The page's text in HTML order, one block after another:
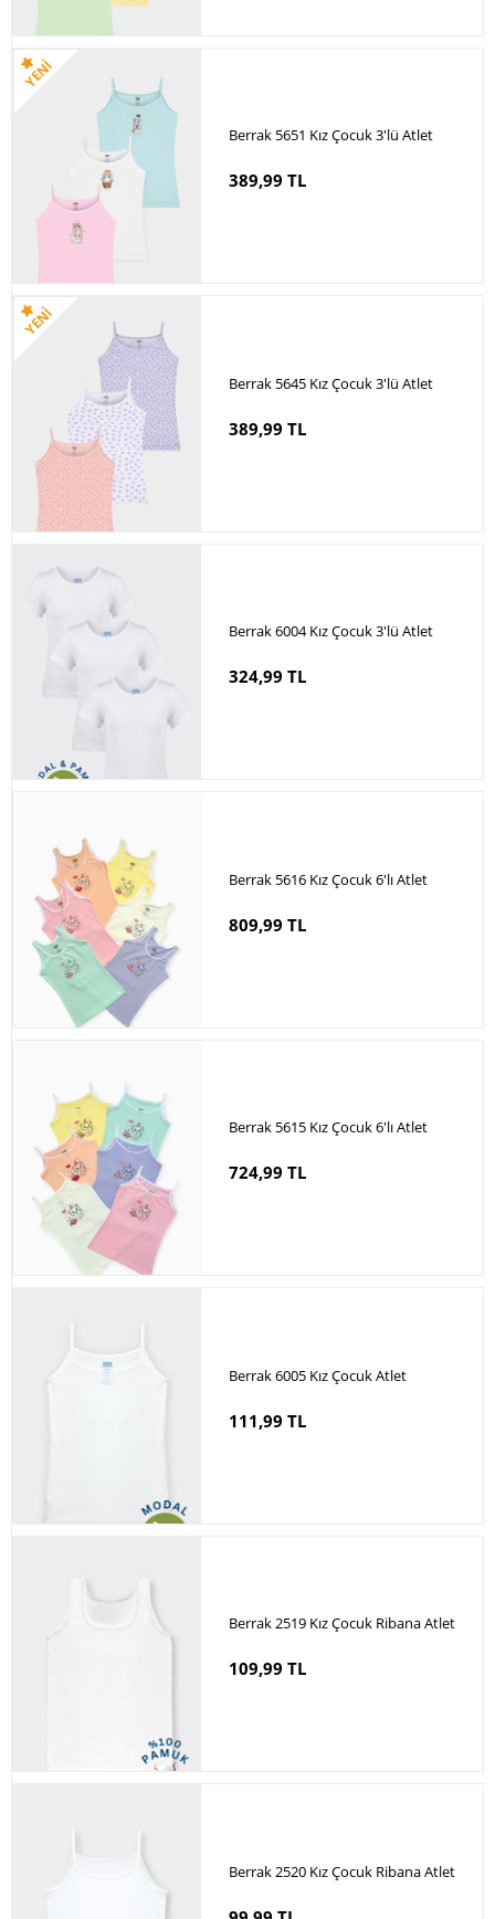
Berrak 5651 Kız Çocuk 3'lü Atlet
389,99 TL
Berrak 5645 Kız Çocuk 3'lü Atlet
389,99 TL
Berrak 6004 Kız Çocuk 3'lü Atlet
324,99 TL
Berrak 5616 Kız Çocuk 6'lı Atlet
809,99 TL
Berrak 5615 Kız Çocuk 6'lı Atlet
724,99 TL
Berrak 6005 Kız Çocuk Atlet
111,99 TL
Berrak 2519 Kız Çocuk Ribana Atlet
109,99 TL
Berrak 2520 Kız Çocuk Ribana Atlet